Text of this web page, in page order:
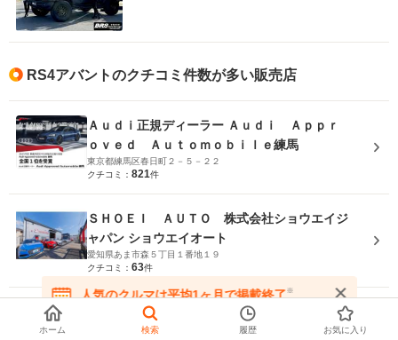
RS4アバントのクチコミ件数が多い販売店
Ａｕｄｉ正規ディーラー Ａｕｄｉ Ａｐｐｒ
ｏｖｅｄ Ａｕｔｏｍｏｂｉｌｅ練馬
東京都練馬区春日町２－５－２２
クチコミ： 821件
ＳＨＯＥＩ ＡＵＴＯ 株式会社ショウエイジ
ャパン ショウエイオート
愛知県あま市森５丁目１番地１９
クチコミ： 63件
ページトップへ
人気のクルマは平均1ヶ月で掲載終了※
在庫が無くなる前にお問い合わせください
ホーム 検索 履歴 お気に入り